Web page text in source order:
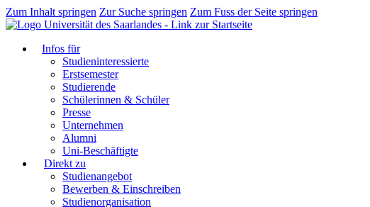
Zum Inhalt springen Zur Suche springen Zum Fuss der Seite springen
Infos für
Studieninteressierte
Erstsemester
Studierende
Schülerinnen & Schüler
Presse
Unternehmen
Alumni
Uni-Beschäftigte
Direkt zu
Studienangebot
Bewerben & Einschreiben
Studienorganisation